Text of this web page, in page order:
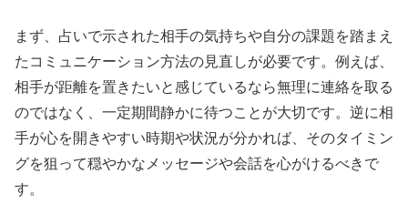
まず、占いで示された相手の気持ちや自分の課題を踏まえ
たコミュニケーション方法の見直しが必要です。例えば、
相手が距離を置きたいと感じているなら無理に連絡を取る
のではなく、一定期間静かに待つことが大切です。逆に相
手が心を開きやすい時期や状況が分かれば、そのタイミン
グを狙って穏やかなメッセージや会話を心がけるべきで
す。